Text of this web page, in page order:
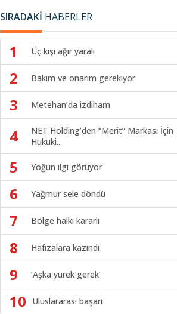
SIRADAKİ HABERLER
1 Üç kişi ağır yaralı
2 Bakım ve onarım gerekiyor
3 Metehan’da izdiham
4
NET Holding’den “Merit” Markası İçin
Hukuki...
5 Yoğun ilgi görüyor
6 Yağmur sele döndü
7 Bölge halkı kararlı
8 Hafızalara kazındı
9 ‘Aşka yürek gerek’
10 Uluslararası başarı